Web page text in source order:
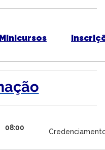
Minicursos
08:00